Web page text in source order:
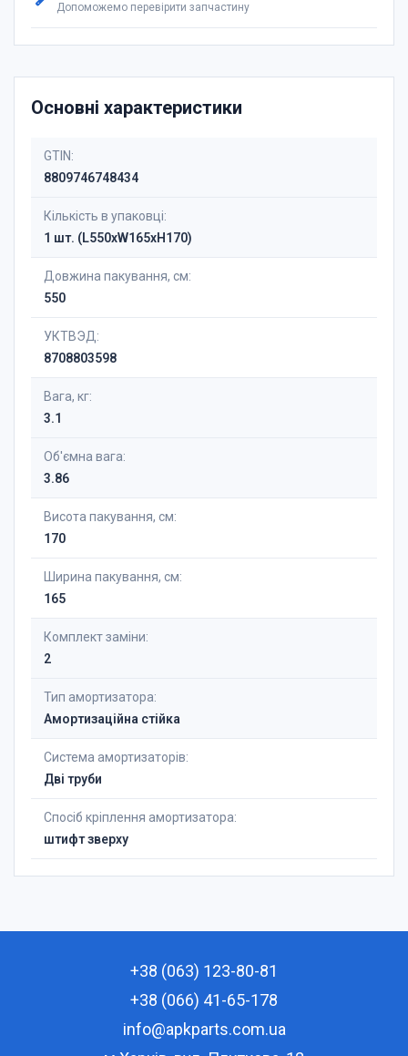
Допоможемо перевірити запчастину
Основні характеристики
GTIN:
8809746748434
Кількість в упаковці:
1 шт. (L550xW165xH170)
Довжина пакування, см:
550
УКТВЭД:
8708803598
Вага, кг:
3.1
Об'ємна вага:
3.86
Висота пакування, см:
170
Ширина пакування, см:
165
Комплект заміни:
2
Тип амортизатора:
Амортизаційна стійка
Система амортизаторів:
Дві труби
Спосіб кріплення амортизатора:
штифт зверху
+38 (063) 123-80-81
+38 (066) 41-65-178
info@apkparts.com.ua